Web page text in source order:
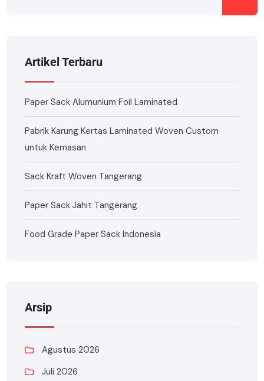
Artikel Terbaru
Paper Sack Alumunium Foil Laminated
Pabrik Karung Kertas Laminated Woven Custom
untuk Kemasan
Sack Kraft Woven Tangerang
Paper Sack Jahit Tangerang
Food Grade Paper Sack Indonesia
Arsip
Agustus 2026
Juli 2026